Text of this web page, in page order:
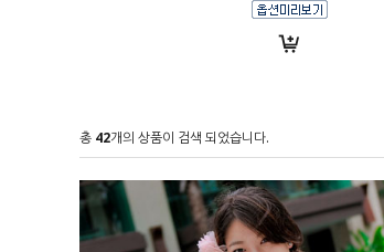
총 42개의 상품이 검색 되었습니다.